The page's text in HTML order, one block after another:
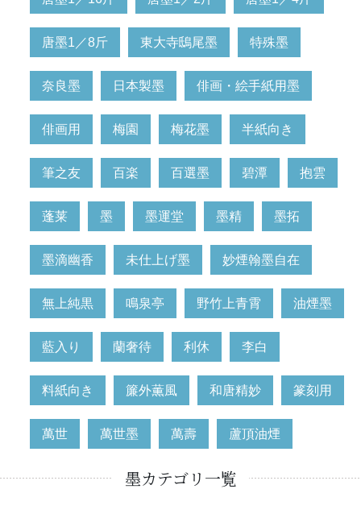
唐墨1／8斤 東大寺鴟尾墨 特殊墨
奈良墨 日本製墨 俳画・絵手紙用墨
俳画用 梅園 梅花墨 半紙向き
筆之友 百楽 百選墨 碧潭 抱雲
蓬莱 墨 墨運堂 墨精 墨拓
墨滴幽香 未仕上げ墨 妙煙翰墨自在
無上純黒 鳴泉亭 野竹上青霄 油煙墨
藍入り 蘭奢待 利休 李白
料紙向き 簾外薫風 和唐精妙 篆刻用
萬世 萬世墨 萬壽 蘆頂油煙
墨カテゴリ一覧